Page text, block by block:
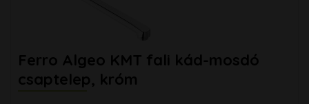
Ferro Algeo KMT fali kád-mosdó
csaptelep, króm